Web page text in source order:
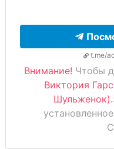
t.me/
Внимание! Чтобы
Виктория